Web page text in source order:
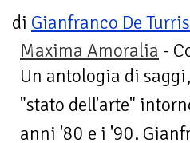
di Gianfranco De Turris
Maxima Amoralia -
Un antologia di
"stato dell'arte"
anni '80 e i '90.